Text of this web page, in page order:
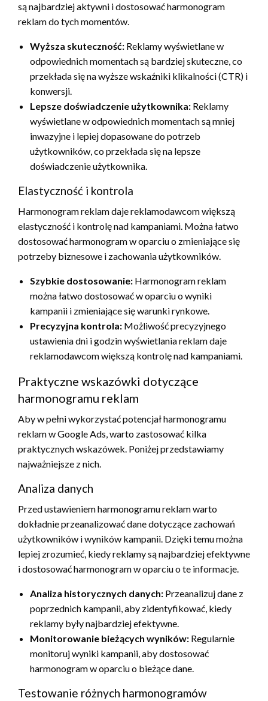
są najbardziej aktywni i dostosować harmonogram
reklam do tych momentów.
Wyższa skuteczność: Reklamy wyświetlane w
odpowiednich momentach są bardziej skuteczne, co
przekłada się na wyższe wskaźniki klikalności (CTR) i
konwersji.
Lepsze doświadczenie użytkownika: Reklamy
wyświetlane w odpowiednich momentach są mniej
inwazyjne i lepiej dopasowane do potrzeb
użytkowników, co przekłada się na lepsze
doświadczenie użytkownika.
Elastyczność i kontrola
Harmonogram reklam daje reklamodawcom większą
elastyczność i kontrolę nad kampaniami. Można łatwo
dostosować harmonogram w oparciu o zmieniające się
potrzeby biznesowe i zachowania użytkowników.
Szybkie dostosowanie: Harmonogram reklam
można łatwo dostosować w oparciu o wyniki
kampanii i zmieniające się warunki rynkowe.
Precyzyjna kontrola: Możliwość precyzyjnego
ustawienia dni i godzin wyświetlania reklam daje
reklamodawcom większą kontrolę nad kampaniami.
Praktyczne wskazówki dotyczące
harmonogramu reklam
Aby w pełni wykorzystać potencjał harmonogramu
reklam w Google Ads, warto zastosować kilka
praktycznych wskazówek. Poniżej przedstawiamy
najważniejsze z nich.
Analiza danych
Przed ustawieniem harmonogramu reklam warto
dokładnie przeanalizować dane dotyczące zachowań
użytkowników i wyników kampanii. Dzięki temu można
lepiej zrozumieć, kiedy reklamy są najbardziej efektywne
i dostosować harmonogram w oparciu o te informacje.
Analiza historycznych danych: Przeanalizuj dane z
poprzednich kampanii, aby zidentyfikować, kiedy
reklamy były najbardziej efektywne.
Monitorowanie bieżących wyników: Regularnie
monitoruj wyniki kampanii, aby dostosować
harmonogram w oparciu o bieżące dane.
Testowanie różnych harmonogramów